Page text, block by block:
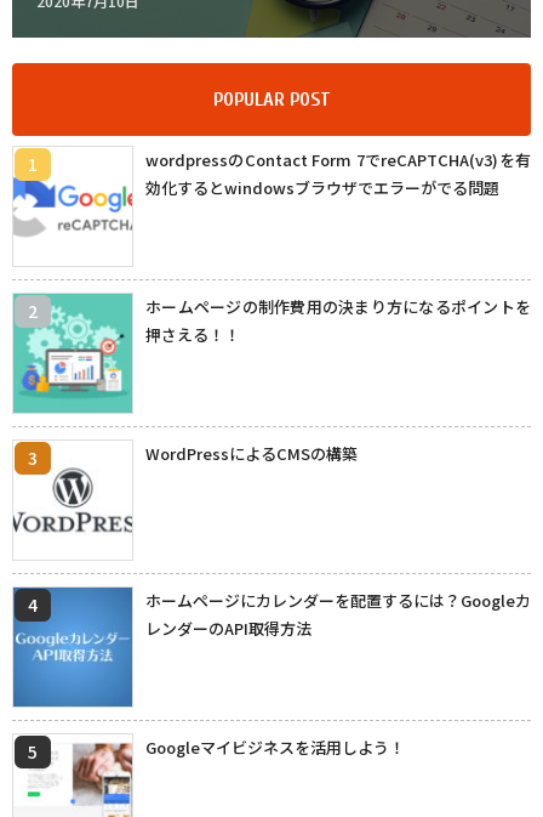
POPULAR POST
wordpressのContact Form 7でreCAPTCHA(v3)を有
効化するとwindowsブラウザでエラーがでる問題
ホームページの制作費用の決まり方になるポイントを
押さえる！！
WordPressによるCMSの構築
ホームページにカレンダーを配置するには？Googleカ
レンダーのAPI取得方法
Googleマイビジネスを活用しよう！